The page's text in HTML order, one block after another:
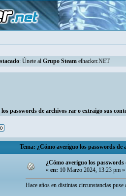
: Únete al Grupo Steam elhacker.NET
passwords de archivos rar o extraigo sus
Tema: ¿Cómo averiguo los passwords
¿Cómo averiguo los
«en:10 Marzo 2024, 13:23 pm »
Hace años en distintas circunstancias